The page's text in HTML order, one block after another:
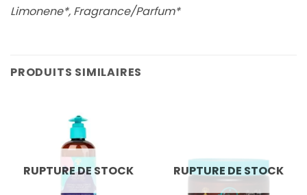
Limonene*, Fragrance/Parfum*
PRODUITS SIMILAIRES
RUPTURE DE STOCK RUPTURE DE STOCK